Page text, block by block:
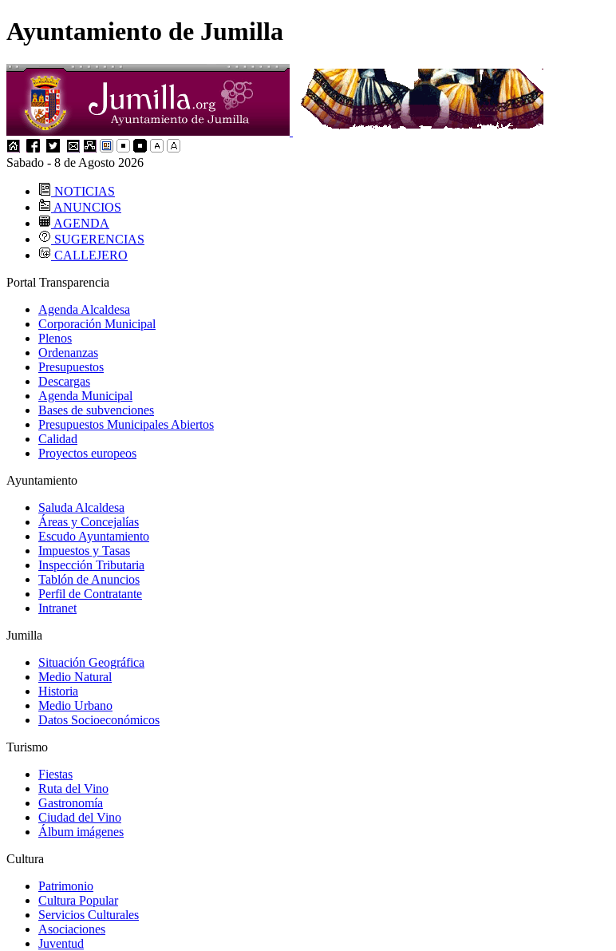
Ayuntamiento de Jumilla
Sabado - 8 de Agosto 2026
NOTICIAS
ANUNCIOS
AGENDA
SUGERENCIAS
CALLEJERO
Portal Transparencia
Agenda Alcaldesa
Corporación Municipal
Plenos
Ordenanzas
Presupuestos
Descargas
Agenda Municipal
Bases de subvenciones
Presupuestos Municipales Abiertos
Calidad
Proyectos europeos
Ayuntamiento
Saluda Alcaldesa
Áreas y Concejalías
Escudo Ayuntamiento
Impuestos y Tasas
Inspección Tributaria
Tablón de Anuncios
Perfil de Contratante
Intranet
Jumilla
Situación Geográfica
Medio Natural
Historia
Medio Urbano
Datos Socioeconómicos
Turismo
Fiestas
Ruta del Vino
Gastronomía
Ciudad del Vino
Álbum imágenes
Cultura
Patrimonio
Cultura Popular
Servicios Culturales
Asociaciones
Juventud